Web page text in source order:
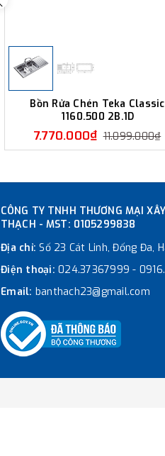
Bồn Rửa Chén Teka Classic
1160.500 2B.1D
7.770.000₫ 11.099.000₫
CÔNG TY TNHH THƯƠNG MẠI
THẠCH - MST: 0105299838
Địa chỉ:Số 23 Cát Linh, Đống Đa,
Điện thoại: 024.37367999 -
Email: banthach23@gmail.com